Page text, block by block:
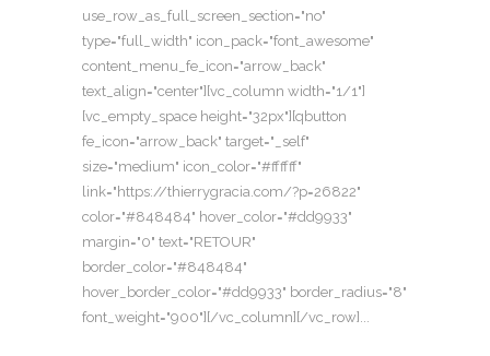
use_row_as_full_screen_section="no"
type="full_width" icon_pack="font_awesome"
content_menu_fe_icon="arrow_back"
text_align="center"][vc_column width="1/1"]
[vc_empty_space height="32px"][qbutton
fe_icon="arrow_back" target="_self"
size="medium" icon_color="#ffffff"
link="https://thierrygracia.com/?p=26822"
color="#848484" hover_color="#dd9933"
margin="0" text="RETOUR"
border_color="#848484"
hover_border_color="#dd9933" border_radius="8"
font_weight="900"][/vc_column][/vc_row]...